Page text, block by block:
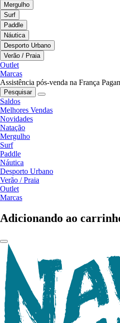
Mergulho
Surf
Paddle
Náutica
Desporto Urbano
Verão / Praia
Outlet
Marcas
Assistência pós-venda na França
Pesquisar
Saldos
Melhores Vendas
Novidades
Natação
Mergulho
Surf
Paddle
Náutica
Desporto Urbano
Verão / Praia
Outlet
Marcas
Adicionando ao